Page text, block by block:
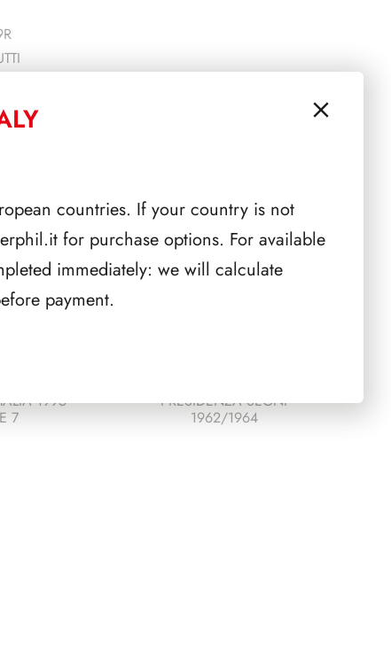
1995
7
PRESIDENZA SEGNI
1962/1964
countries. If your country is not
for purchase options. For available
immediately: we will calculate
payment.